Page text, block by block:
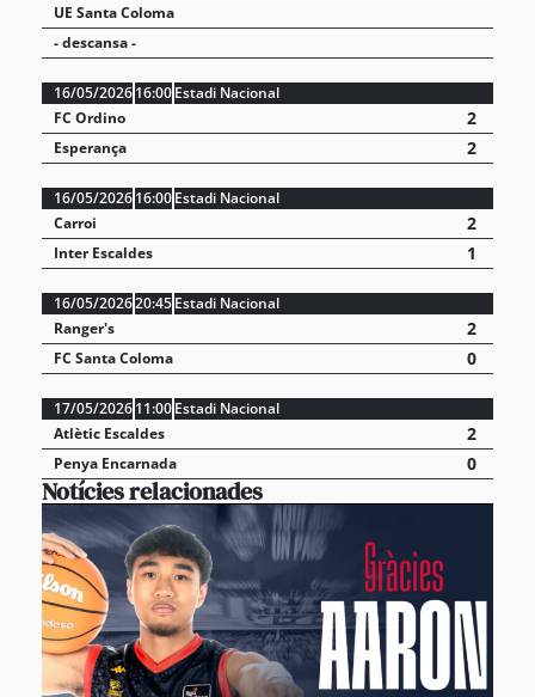
UE Santa Coloma
- descansa -
16/05/202616:00Estadi Nacional
FC Ordino
2
Esperança 2
16/05/202616:00Estadi Nacional
Carroi
2
Inter Escaldes 1
16/05/202620:45Estadi Nacional
Ranger's
2
FC Santa Coloma 0
17/05/202611:00Estadi Nacional
Atlètic Escaldes
2
Penya Encarnada 0
Notícies relacionades